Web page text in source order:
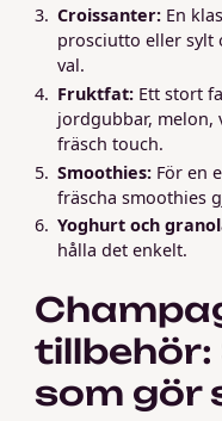
Croissanter:En
prosciutto eller sylt
val.
Fruktfat:Ett stort
jordgubbar, melon,
fräsch touch.
Smoothies:För en
fräscha smoothies
Yoghurt och
hålla det enkelt.
tillbehör:
som gör